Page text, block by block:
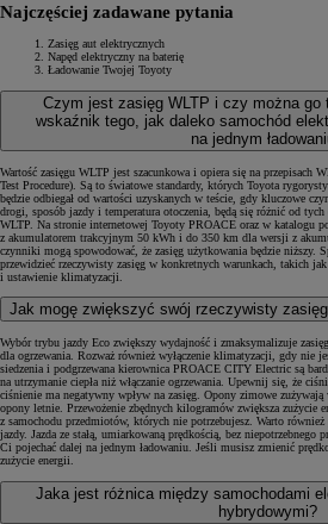
Zabudowa przestrzeni bagażowej
Regały premium można łatwo dostosować do profilu
Akcesoria transportowe
Aluminiowa konstrukcja platformy dachowej zapewnia
Bezpieczne zamki
Wzmocniony zestaw zamków do drzwi tylnych i
Usługi dodatkowe
Zapoznaj się z informacjami na temat finansowania Toyoty
Finansowanie
Toyota Financial Services oferuje szeroką gamę elastycznych
Leasing niższych rat
Leasing standardowy
Klasyczna forma leasingu operacyjnego opartego na wpłacie
Kredyt niższych rat
Połączenie najlepszych cech kredytu standardowego z elastyczną
Wynajem długoterminowy KINTO ONE
Ubezpieczenia
Program ubezpieczeń Toyoty to kompleksowa oferta ubezpieczeń
Ubezpieczenia
Kompleksowe pakiety ubezpieczeń z konkurencyjnymi składkami,
To spokój i komfort w podróży. Jeśli Twoje auto zostanie
Najczęściej zadawane pytania
Zasięg aut elektrycznych
Napęd elektryczny na baterię
Ładowanie Twojej Toyoty
Czym jest zasięg WLTP i czy można go
wskaźnik tego, jak daleko samochód
na jednym
Wartość zasięgu WLTP jest szacunkowa i opiera się na przepisach
Test Procedure). Są to światowe standardy, których Toyota
będzie odbiegał od wartości uzyskanych w teście, gdy kluczowe
drogi, sposób jazdy i temperatura otoczenia, będą się różnić od
WLTP. Na stronie internetowej Toyoty PROACE oraz w katalogu
z akumulatorem trakcyjnym 50 kWh i do 350 km dla wersji z
czynniki mogą spowodować, że zasięg użytkowania będzie niższy.
przewidzieć rzeczywisty zasięg w konkretnych warunkach, takich
i ustawienie klimatyzacji.
Jak mogę zwiększyć swój rzeczywisty
Wybór trybu jazdy Eco zwiększy wydajność i zmaksymalizuje
dla ogrzewania. Rozważ również wyłączenie klimatyzacji, gdy nie
siedzenia i podgrzewana kierownica PROACE CITY Electric są
na utrzymanie ciepła niż włączanie ogrzewania. Upewnij się, że
ciśnienie ma negatywny wpływ na zasięg. Opony zimowe
opony letnie. Przewożenie zbędnych kilogramów zwiększa zużycie
z samochodu przedmiotów, których nie potrzebujesz. Warto
jazdy. Jazda ze stałą, umiarkowaną prędkością, bez niepotrzebnego
Ci pojechać dalej na jednym ładowaniu. Jeśli musisz zmienić
zużycie energii.
Jaka jest różnica między samochodami
hybrydowymi?